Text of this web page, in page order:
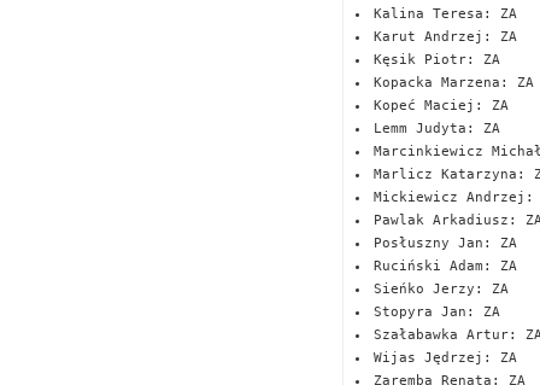
Kalina Teresa: ZA
Karut Andrzej: ZA
Kęsik Piotr: ZA
Kopacka Marzena: ZA
Kopeć Maciej: ZA
Lemm Judyta: ZA
Marcinkiewicz
Marlicz Katarzyna:
Mickiewicz Andrzej:
Pawlak Arkadiusz:
Posłuszny Jan: ZA
Ruciński Adam: ZA
Sieńko Jerzy: ZA
Stopyra Jan: ZA
Szałabawka Artur:
Wijas Jędrzej: ZA
Zaremba Renata: ZA